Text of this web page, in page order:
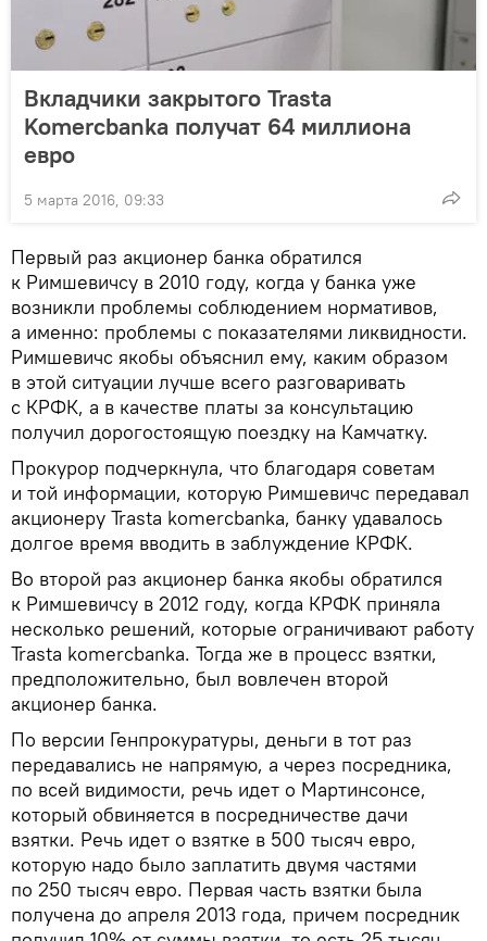
Вкладчики закрытого Trasta
Komercbanka получат 64 миллиона
евро
5 марта 2016, 09:33
Первый раз акционер банка обратился
к Римшевичсу в 2010 году, когда у банка уже
возникли проблемы соблюдением нормативов,
а именно: проблемы с показателями ликвидности.
Римшевичс якобы объяснил ему, каким образом
в этой ситуации лучше всего разговаривать
с КРФК, а в качестве платы за консультацию
получил дорогостоящую поездку на Камчатку.
Прокурор подчеркнула, что благодаря советам
и той информации, которую Римшевичс передавал
акционеру Trasta komercbanka, банку удавалось
долгое время вводить в заблуждение КРФК.
Во второй раз акционер банка якобы обратился
к Римшевичсу в 2012 году, когда КРФК приняла
несколько решений, которые ограничивают работу
Trasta komercbanka. Тогда же в процесс взятки,
предположительно, был вовлечен второй
акционер банка.
По версии Генпрокуратуры, деньги в тот раз
передавались не напрямую, а через посредника,
по всей видимости, речь идет о Мартинсонсе,
который обвиняется в посредничестве дачи
взятки. Речь идет о взятке в 500 тысяч евро,
которую надо было заплатить двумя частями
по 250 тысяч евро. Первая часть взятки была
получена до апреля 2013 года, причем посредник